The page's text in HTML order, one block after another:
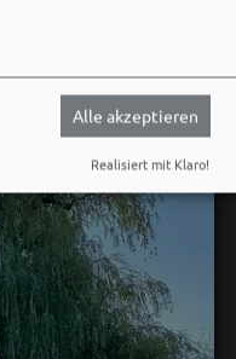
Alle akzeptieren
Realisiert mit Klaro!